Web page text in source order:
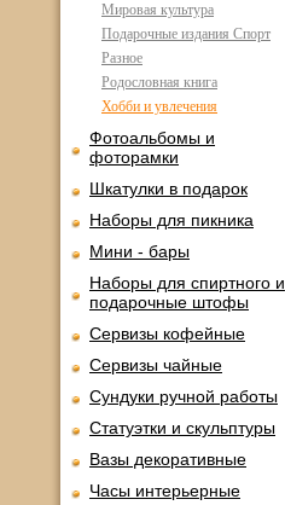
Мировая культура
Подарочные издания Спорт
Разное
Родословная книга
Хобби и увлечения
Фотоальбомы и
фоторамки
Шкатулки в подарок
Наборы для пикника
Мини - бары
Наборы для спиртного и
подарочные штофы
Сервизы кофейные
Сервизы чайные
Сундуки ручной работы
Статуэтки и скульптуры
Вазы декоративные
Часы интерьерные